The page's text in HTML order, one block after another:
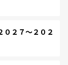
２７～２０２